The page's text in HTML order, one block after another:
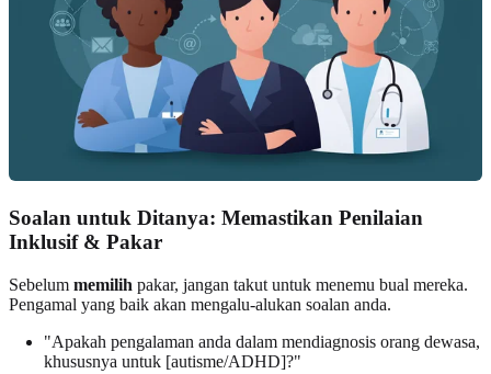
Soalan untuk Ditanya: Memastikan Penilaian
Inklusif & Pakar
Sebelum memilih pakar, jangan takut untuk menemu bual mereka.
Pengamal yang baik akan mengalu-alukan soalan anda.
"Apakah pengalaman anda dalam mendiagnosis orang dewasa,
khususnya untuk [autisme/ADHD]?"